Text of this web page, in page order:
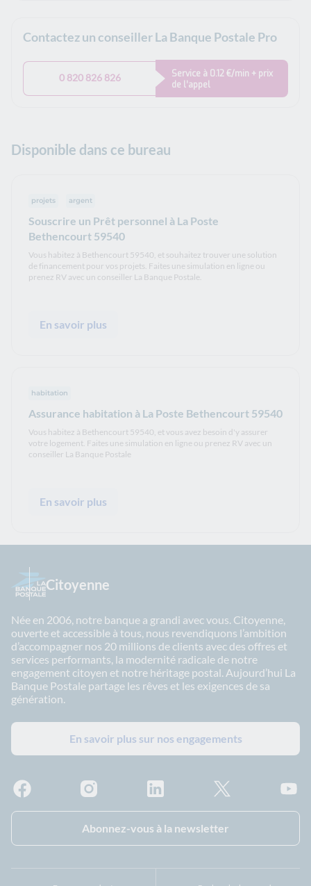
Contactez un conseiller La Banque Postale Pro
0 820 826 826
Service à 0.12 €/min + prix
de l’appel
Disponible dans ce bureau
Souscrire un Prêt personnel à La Poste
Bethencourt 59540
projets argent
Vous habitez à Bethencourt 59540, et souhaitez trouver une solution
de financement pour vos projets. Faites une simulation en ligne ou
prenez RV avec un conseiller La Banque Postale.
En savoir plus
Assurance habitation à La Poste Bethencourt 59540
habitation
Vous habitez à Bethencourt 59540, et vous avez besoin d'y assurer
votre logement. Faites une simulation en ligne ou prenez RV avec un
conseiller La Banque Postale
En savoir plus
Citoyenne
Née en 2006, notre banque a grandi avec vous. Citoyenne,
ouverte et accessible à tous, nous revendiquons l’ambition
d’accompagner nos 20 millions de clients avec des offres et
services performants, la modernité radicale de notre
engagement citoyen et notre héritage postal. Aujourd’hui La
Banque Postale partage les rêves et les exigences de sa
génération.
En savoir plus sur nos engagements
Abonnez-vous à la newsletter